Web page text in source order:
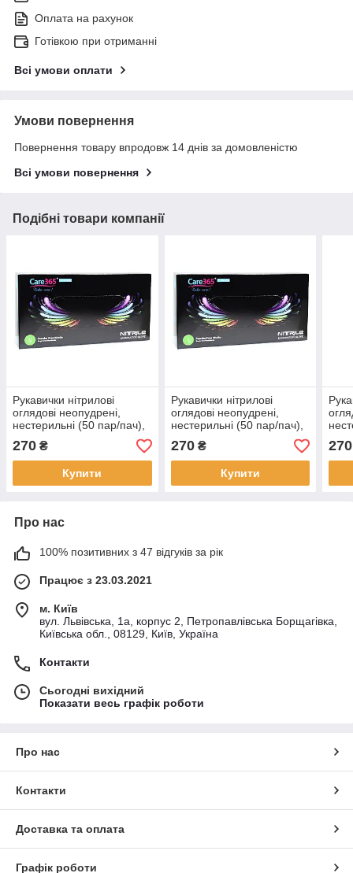
Оплата на рахунок
Готівкою при отриманні
Всі умови оплати
Умови повернення
Повернення товару впродовж 14 днів за домовленістю
Всі умови повернення
Подібні товари компанії
Рукавички нітрилові
оглядові неопудрені,
нестерильні (50 пар/пач),
S, чорні
270 ₴
Купити
Рукавички нітрилові
оглядові неопудрені,
нестерильні (50 пар/пач),
L, чорні
270₴
Купити
XL,
270
Про нас
100% позитивних з 47 відгуків за рік
Працює з 23.03.2021
м. Київ
вул. Львівська, 1а, корпус 2, Петропавлівська Борщагівка,
Київська обл., 08129, Київ, Україна
Контакти
Сьогодні вихідний
Показати весь графік роботи
Про нас
Контакти
Доставка та оплата
Графік роботи